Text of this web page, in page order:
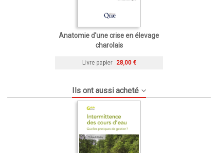
Anatomie d'une crise en élevage
charolais
Livre papier 28,00 €
Ils ont aussi acheté